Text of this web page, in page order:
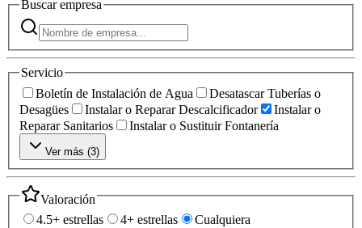
Buscarempresa
Servicio
Boletín de Instalación de Agua
Desatascar Tuberías o
Desagües
Instalar o Reparar Descalcificador
Instalar o
Reparar Sanitarios
Instalar o Sustituir Fontanería
Ver más (3)
Valoración
4.5+ estrellas
4+ estrellas Cualquiera